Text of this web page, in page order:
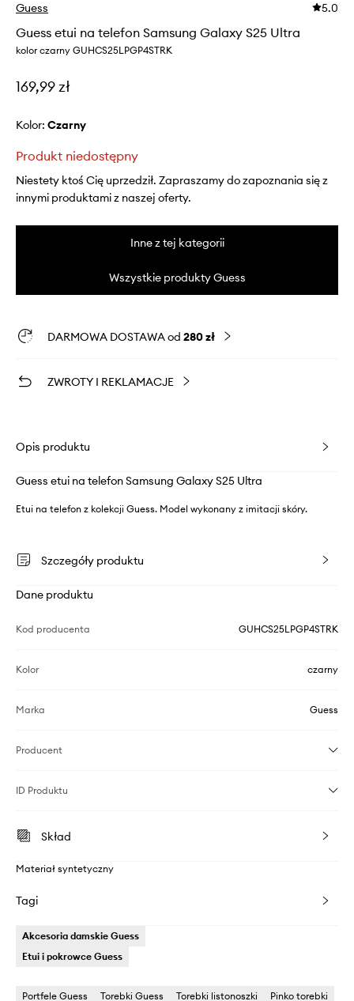
Guess 5.0
Guess etui na telefon Samsung Galaxy S25 Ultra
kolor czarny GUHCS25LPGP4STRK
169,99 zł
Kolor: czarny
Produkt niedostępny
Niestety ktoś Cię uprzedził. Zapraszamy do zapoznania się z
innymi produktami z naszej oferty.
Inne z tej kategorii
Wszystkie produkty Guess
DARMOWA DOSTAWA od 280 zł
ZWROTY I REKLAMACJE
Opis produktu
Guess etui na telefon Samsung Galaxy S25 Ultra
Etui na telefon z kolekcji Guess. Model wykonany z imitacji skóry.
Szczegóły produktu
Dane produktu
Kod producenta GUHCS25LPGP4STRK
Kolor czarny
Marka Guess
Producent
ID Produktu
Skład
Materiał syntetyczny
Tagi
Akcesoria damskie Guess
Etui i pokrowce Guess
Portfele Guess Torebki Guess Torebki listonoszki Pinko torebki